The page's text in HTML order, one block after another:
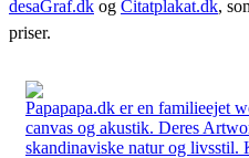
desaGraf.dk og Citatplakat.dk,
priser.
Papapapa.dk er en familieejet
canvas og akustik. Deres
skandinaviske natur og livsstil.